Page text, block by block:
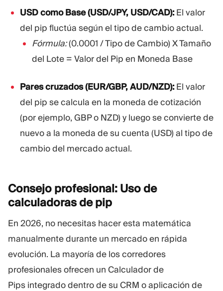
USD como Base (USD/JPY, USD/CAD):El valor
del pip fluctúa según el tipo de cambio actual.
Fórmula:(0.0001 / Tipo de Cambio) X Tamaño
del Lote = Valor del Pip en Moneda Base
Pares cruzados (EUR/GBP, AUD/NZD):El valor
del pip se calcula en la moneda de cotización
(por ejemplo, GBP o NZD) y luego se convierte de
nuevo a la moneda de su cuenta (USD) al tipo de
cambio del mercado actual.
Consejo profesional: Uso de
calculadoras depip
En 2026, no necesitas hacer esta matemática
manualmente durante un mercado en rápida
evolución. La mayoría de los corredores
profesionales ofrecen un Calculador de
Pips integrado dentro de su CRM o aplicación de